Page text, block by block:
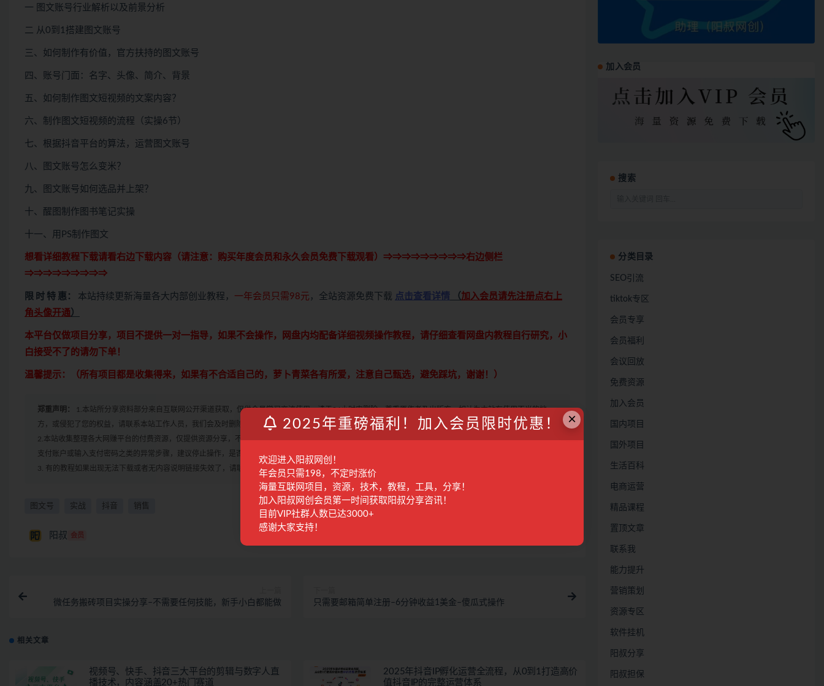
一 图文账号行业解析以及前景分析
二 从0到1搭建图文账号
三、如何制作有价值，官方扶持的图文账号
四、账号门面：名字、头像、简介、背景
五、如何制作图文短视频的文案内容？
六、制作图文短视频的流程（实操6节）
七、根据抖音平台的算法，运营图文账号
八、图文账号怎么变米？
九、图文账号如何选品并上架？
十、醒图制作图书笔记实操
十一、用PS制作图文
想看详细教程下载请看右边下载内容（请注意： 购买年度会员和永久会员免费下载观看）⇒⇒⇒⇒⇒⇒⇒⇒⇒右边侧栏
⇒⇒⇒⇒⇒⇒⇒⇒⇒
限 时 特 惠： 本站持续更新海量各大内部创业教程， 一年会员只需98元 ，全站资源免费下载 点击查看详情 （加入会员请先注册点右上
角头像开通）
本平台仅做项目分享，项目不提供一对一指导，如果不会操作，网盘内均配备详细视频操作教程，请仔细查看网盘内教程自行研究，小
白接受不了的请勿下单！
温馨提示：（所有项目都是收集得来，如果有不合适自己的，萝卜青菜各有所爱，注意自己甄选，避免踩坑，谢谢！）
郑重声明：
1.本站所分享资料部分来自互联网公开渠道获取，仅供会员学习交流使用，请于24小时内删除，尊重原作者及出版方，如认为本站有使用不当的地
方，或侵犯了您的权益，请联系本站工作人员，我们会及时删除。如果遇到付费才可观看的文章，建议升级本站VIP，全站所有资源“任意下免费看”。
2.本站收集整理各大网赚平台的付费资源，仅提供资源分享，不提供任何的一对一教学指导，不提供任何收益保障，具体请自行分辨测试，如遇充值环节或绑定
支付账户或输入支付密码之类的异常步骤，建议停止操作，是否有风险请自行甄别，本站概不负责！
3. 有的教程如果出现无法下载或者无内容说明链接失效了，请联系客服进行处理。
图文号 实战 抖音 销售
阳叔 会员
微任务搬砖项目实操分享–不需要任何技能，新手小白都能做 只需要邮箱简单注册–6分钟收益1美金–傻瓜式操作
相关文章
视频号、快手、抖音三大平台的剪辑与数字人直
播技术，内容涵盖20+热门赛道
2025年抖音IP孵化运营全流程，从0到1打造高价
值抖音IP的完整运营体系
加入会员
搜索
分类目录
SEO引流
tiktok专区
会员专享
会员福利
会议回放
免费资源
加入会员
国内项目
国外项目
生活百科
电商运营
精品课程
置顶文章
联系我
能力提升
营销策划
资源专区
软件挂机
阳叔分享
阳叔担保
×
2025年重磅福利！加入会员限时优惠！
欢迎进入阳叔网创！
年会员只需198，不定时涨价
海量互联网项目，资源，技术，教程，工具，分享！
加入阳叔网创会员第一时间获取阳叔分享咨讯！
目前VIP社群人数已达3000+
感谢大家支持！